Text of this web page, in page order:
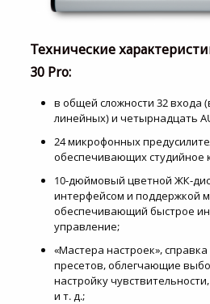
Технические
30 Pro:
в общей сложности 32 входа
линейных) и четырнадцать
24 микрофонных
обеспечивающих студийное
10-дюймовый цветной ЖК-
интерфейсом и поддержкой
обеспечивающий быстрое
управление;
«Мастера настроек»,
пресетов, облегчающие
настройку
и т. д.;